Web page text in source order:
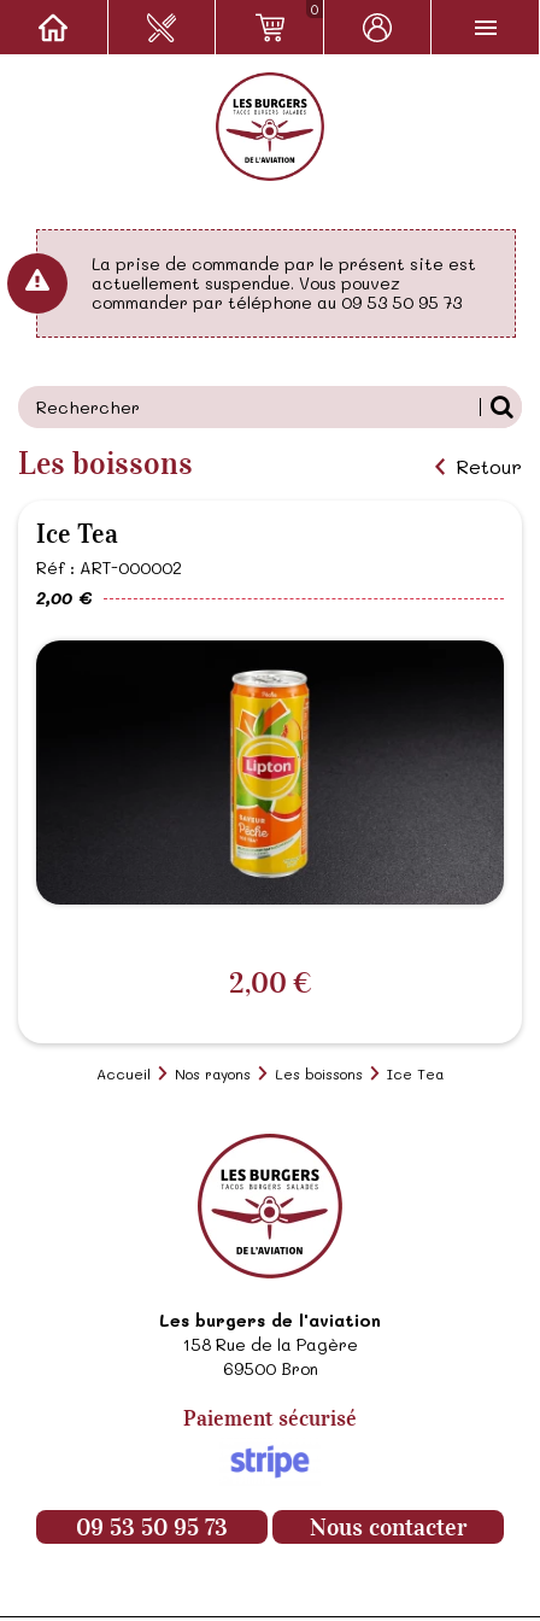
0
La prise de commande par le présent site est
actuellement suspendue. Vous pouvez
commander par téléphone au 09 53 50 95 73
Les boissons Retour
Ice Tea
Réf : ART-000002
2,00 €
2,00 €
Accueil Nos rayons Les boissons Ice Tea
Les burgers de l'aviation
158 Rue de la Pagère
69500 Bron
Paiement sécurisé
09 53 50 95 73 Nous contacter